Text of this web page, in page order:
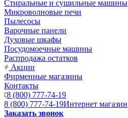
Стиральные и сушильные машины
Микроволновые печи
Пылесосы
Варочные панели
Духовые шкафы
Посудомоечные машины
Распродажа остатков
Акции
Фирменные магазины
Контакты
8 (800) 777-74-19
8 (800) 777-74-19Интернет магазин
Заказать звонок